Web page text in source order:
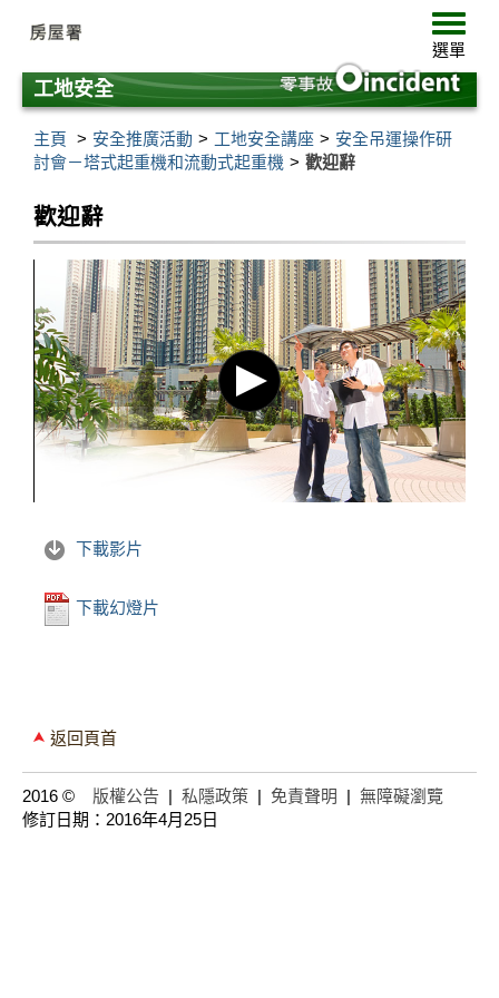
要
內
選
單
選單
工地安全
主頁 安全推廣活動 工地安全講座
安全吊運操作研
討會－塔式起重機和流動式起重機
歡迎辭
歡迎辭
下載影片
下載幻燈片
返回頁首
2016 © 版權公告 | 私隱政策 | 免責聲明 | 無障礙瀏覽
修訂日期：2016年4月25日